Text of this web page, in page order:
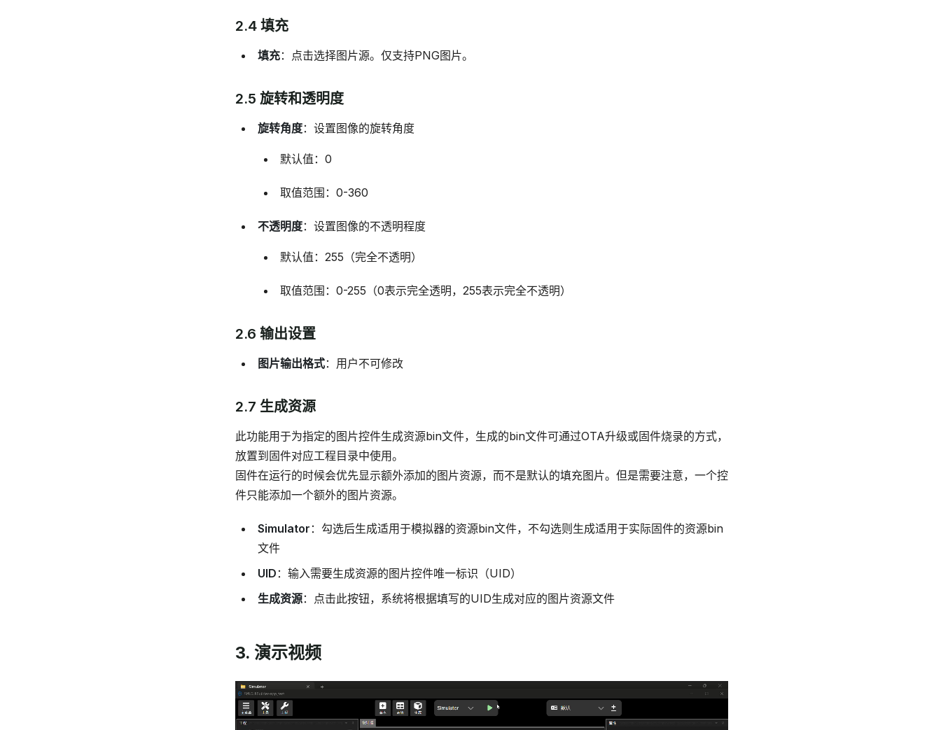
2.4 填充
填充：点击选择图片源。仅支持PNG图片。
2.5 旋转和透明度
旋转角度：设置图像的旋转角度
默认值：0
取值范围：0-360
不透明度：设置图像的不透明程度
默认值：255（完全不透明）
取值范围：0-255（0表示完全透明，255表示完全不透明）
2.6 输出设置
图片输出格式：用户不可修改
2.7 生成资源
此功能用于为指定的图片控件生成资源bin文件，生成的bin文件可通过OTA升级或固件烧录的方式，
放置到固件对应工程目录中使用。
固件在运行的时候会优先显示额外添加的图片资源，而不是默认的填充图片。但是需要注意，一个控
件只能添加一个额外的图片资源。
Simulator ：勾选后生成适用于模拟器的资源bin文件，不勾选则生成适用于实际固件的资源bin
文件
UID ：输入需要生成资源的图片控件唯一标识（UID）
生成资源：点击此按钮，系统将根据填写的UID生成对应的图片资源文件
3. 演示视频